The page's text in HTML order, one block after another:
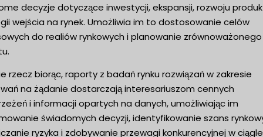
decyzje dotyczące inwestycji, ekspansji, rozwoju
wejścia na rynek. Umożliwia im to dostosowanie celów
do realiów rynkowych i planowanie zrównoważonego
rzecz biorąc, raporty z badań rynku rozwiązań w zakresie
na żądanie dostarczają interesariuszom cennych
i informacji opartych na danych, umożliwiając im
świadomych decyzji, identyfikowanie szans
ryzyka i zdobywanie przewagi konkurencyjnej w ciągle